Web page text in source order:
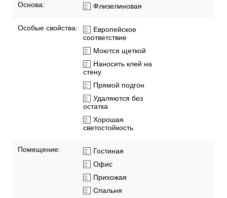
Основа: Флизелиновая
Особые свойства:
Европейское
соответствие
Моются щеткой
Наносить клей на
стену
Прямой подгон
Удаляются без
остатка
Хорошая
светостойкость
Помещение:
Гостиная
Офис
Прихожая
Спальня